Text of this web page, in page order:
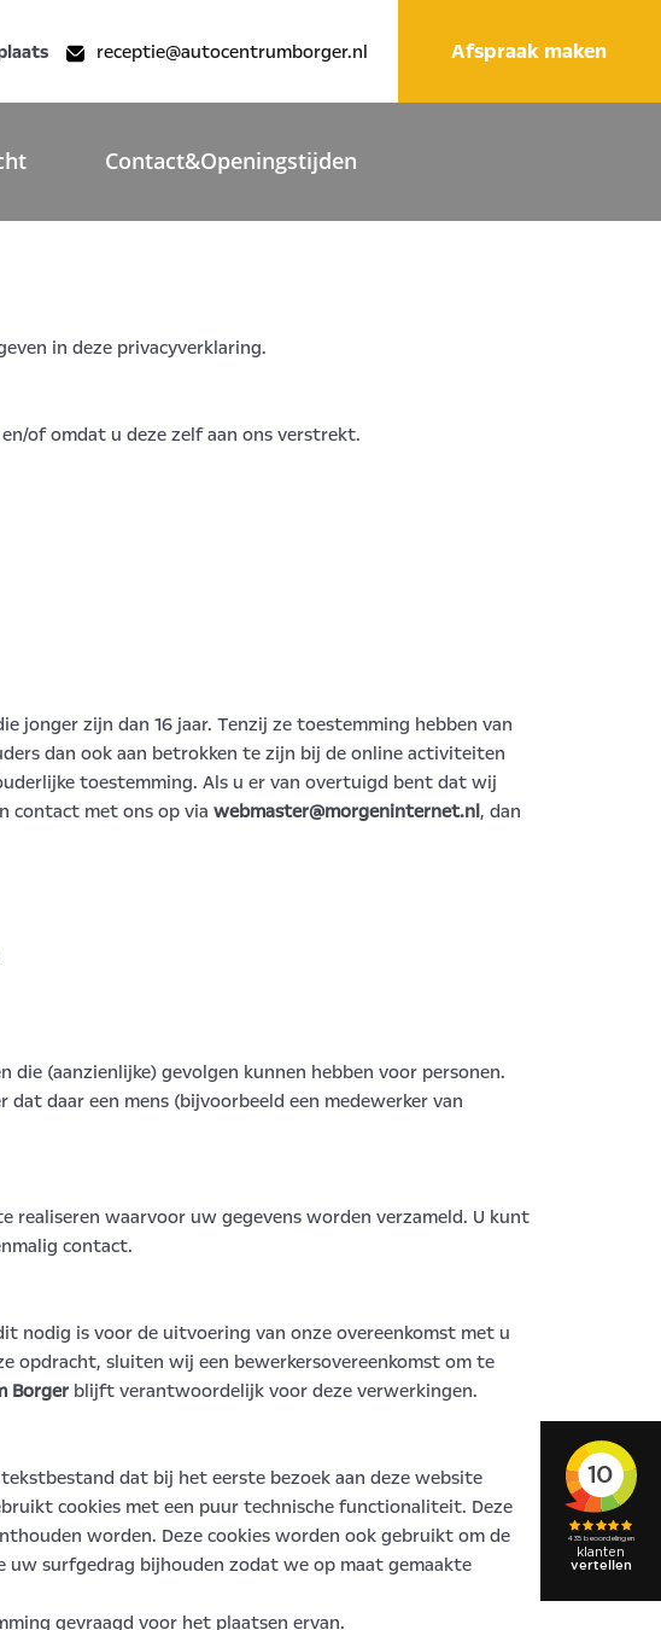
receptie@autocentrumborger.nl Afspraak maken
Contact&Openingstijden
in deze privacyverklaring.
of omdat u deze zelf aan ons verstrekt.
jonger zijn dan 16 jaar. Tenzij ze toestemming hebben van
dan ook aan betrokken te zijn bij de online activiteiten
toestemming. Als u er van overtuigd bent dat wij
contact met ons op via webmaster@morgeninternet.nl, dan
(aanzienlijke) gevolgen kunnen hebben voor personen.
daar een mens (bijvoorbeeld een medewerker van
waarvoor uw gegevens worden verzameld. U kunt
contact.
nodig is voor de uitvoering van onze overeenkomst met u
opdracht, sluiten wij een bewerkersovereenkomst om te
Borgerblijft verantwoordelijk voor deze verwerkingen.
dat bij het eerste bezoek aan deze website
cookies met een puur technische functionaliteit. Deze
worden. Deze cookies worden ook gebruikt om de
uw surfgedrag bijhouden zodat we op maat gemaakte
gevraagd voor het plaatsen ervan.